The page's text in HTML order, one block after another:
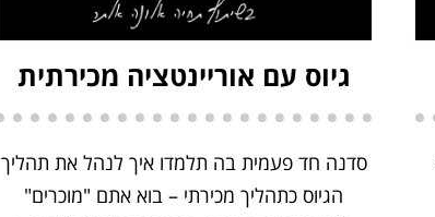
גיוס עם אוריינטציה מכירתית
סדנה חד פעמית בה תלמדו איך לנהל את תהליך
הגיוס כתהליך מכירתי – בוא אתם "מוכרים"